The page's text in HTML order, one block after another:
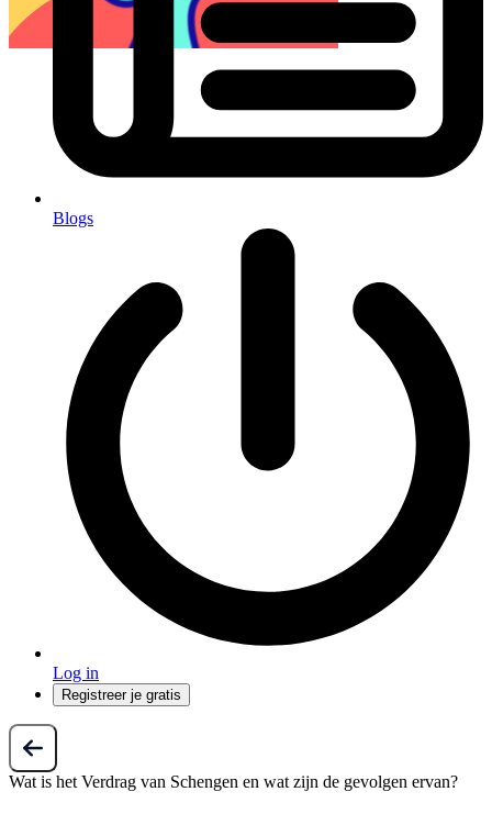
Blogs
Log in
Registreer je gratis
Wat is het Verdrag van Schengen en wat zijn de gevolgen ervan?